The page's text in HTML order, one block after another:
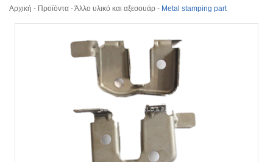
Αρχική - Προϊόντα -Άλλο υλικό και αξεσουάρ - Metal stamping part